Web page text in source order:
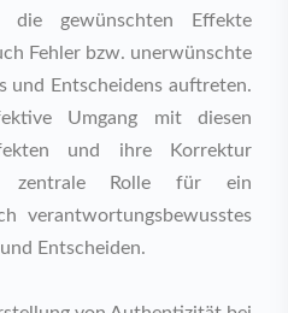
die gewünschten Effekte
Fehler bzw. unerwünschte
und Entscheidens auftreten.
Umgang mit diesen
und ihre Korrektur
zentrale Rolle für ein
verantwortungsbewusstes
Entscheiden.